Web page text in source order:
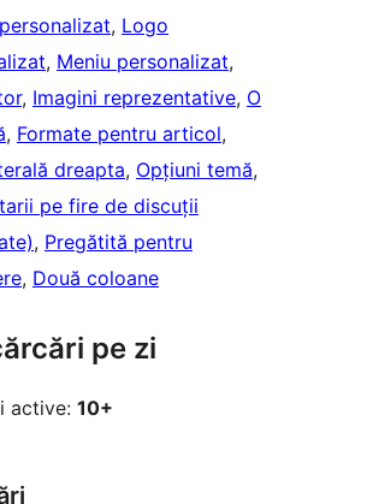
, Logo
, Meniu personalizat
, Imagini reprezentative, O
, Formate pentru articol
dreapta, Opțiuni temă
pe fire de discuții
, Pregătită pentru
, Două coloane
pe zi
active: 10+